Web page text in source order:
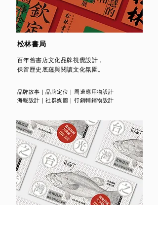
松林書局
百年舊書店文化品牌視覺設計，
保留歷史底蘊與閱讀文化氛圍。
品牌故事｜品牌定位｜周邊應用物設計
海報設計｜社群媒體｜行銷輔銷物設計